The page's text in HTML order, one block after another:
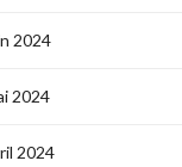
2024
2024
2024